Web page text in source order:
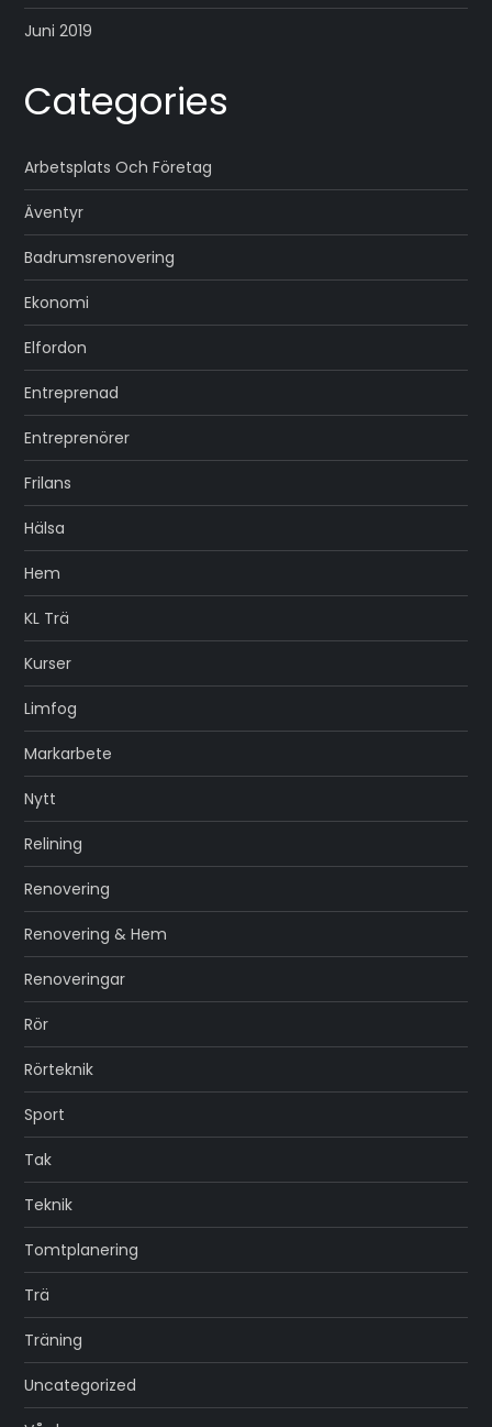
Juni 2019
Categories
Arbetsplats Och Företag
Äventyr
Badrumsrenovering
Ekonomi
Elfordon
Entreprenad
Entreprenörer
Frilans
Hälsa
Hem
KL Trä
Kurser
Limfog
Markarbete
Nytt
Relining
Renovering
Renovering & Hem
Renoveringar
Rör
Rörteknik
Sport
Tak
Teknik
Tomtplanering
Trä
Träning
Uncategorized